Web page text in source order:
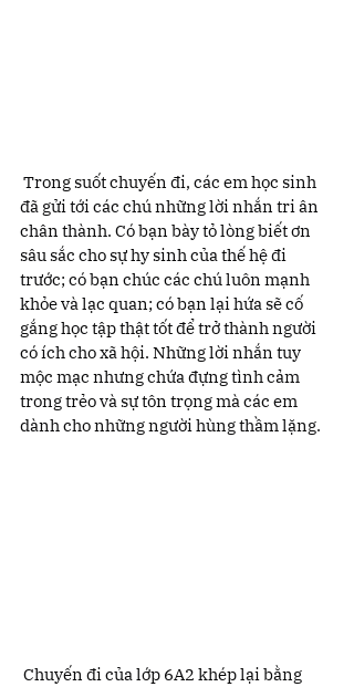
Trong suốt chuyến đi, các em học sinh
đã gửi tới các chú những lời nhắn tri ân
chân thành. Có bạn bày tỏ lòng biết ơn
sâu sắc cho sự hy sinh của thế hệ đi
trước; có bạn chúc các chú luôn mạnh
khỏe và lạc quan; có bạn lại hứa sẽ cố
gắng học tập thật tốt để trở thành người
có ích cho xã hội. Những lời nhắn tuy
mộc mạc nhưng chứa đựng tình cảm
trong trẻo và sự tôn trọng mà các em
dành cho những người hùng thầm lặng.
Chuyến đi của lớp 6A2 khép lại bằng